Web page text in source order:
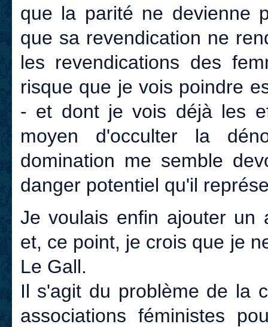
que la parité ne devienne
que sa revendication ne
les revendications des
risque que je vois poindre
- et dont je vois déjà les
moyen d'occulter la
domination me semble
danger potentiel qu'il
Je voulais enfin ajouter un
et, ce point, je crois que je
Le Gall.
Il s'agit du problème de la
associations féministes